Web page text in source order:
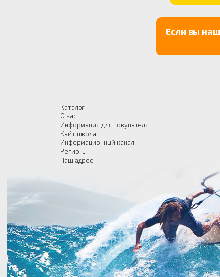
Если вы
Каталог
О нас
Информация для покупателя
Кайт школа
Информационный канал
Регионы
Наш адрес